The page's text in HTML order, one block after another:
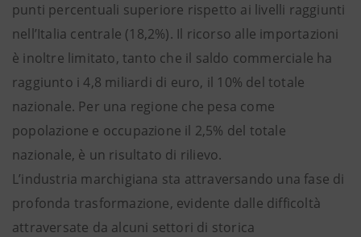
punti percentuali superiore rispetto ai livelli raggiunti
nell’Italia centrale (18,2%). Il ricorso alle importazioni
è inoltre limitato, tanto che il saldo commerciale ha
raggiunto i 4,8 miliardi di euro, il 10% del totale
nazionale. Per una regione che pesa come
popolazione e occupazione il 2,5% del totale
nazionale, è un risultato di rilievo.
L’industria marchigiana sta attraversando una fase di
profonda trasformazione, evidente dalle difficoltà
attraversate da alcuni settori di storica